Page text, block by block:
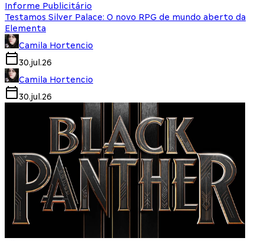
Informe Publicitário
Testamos Silver Palace: O novo RPG de mundo aberto da
Elementa
Camila Hortencio
30.jul.26
Camila Hortencio
30.jul.26